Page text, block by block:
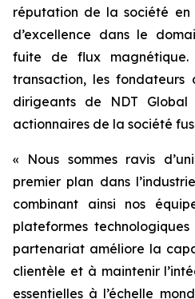
réputation de la société en
d’excellence dans le
fuite de flux
transaction, les fondateurs
dirigeants de NDT Global
actionnaires de la société
« Nous sommes ravis
premier plan dans
combinant ainsi nos
plateformes
partenariat améliore la
clientèle et à maintenir
essentielles à l’échelle